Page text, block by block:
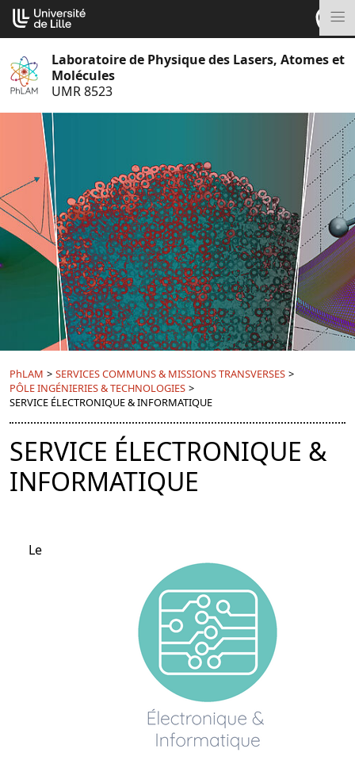
Aller
au
contenu
Laboratoire de Physique des Lasers, Atomes et
Molécules
UMR 8523
PhLAM > SERVICES COMMUNS & MISSIONS TRANSVERSES >
PÔLE INGÉNIERIES & TECHNOLOGIES >
SERVICE ÉLECTRONIQUE & INFORMATIQUE
SERVICE ÉLECTRONIQUE &
INFORMATIQUE
Le
Cookies management panel